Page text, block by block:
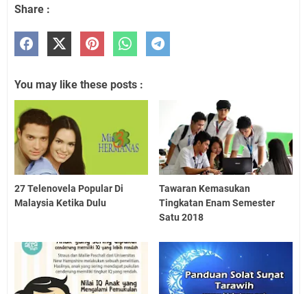
Share :
You may like these posts :
27 Telenovela Popular Di
Malaysia Ketika Dulu
Tawaran Kemasukan
Tingkatan Enam Semester
Satu 2018